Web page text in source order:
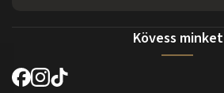
Kövess minket